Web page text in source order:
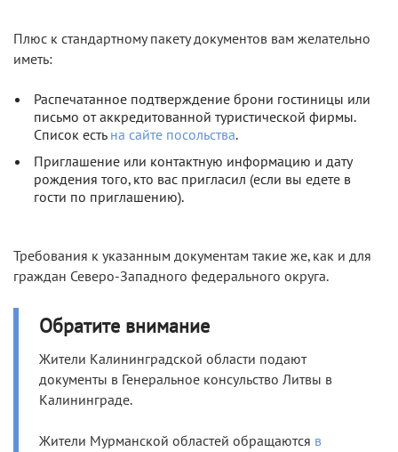
Плюс к стандартному пакету документов вам желательно
иметь:
Распечатанное подтверждение брони гостиницы или
письмо от аккредитованной туристической фирмы.
Список есть на сайте посольства.
Приглашение или контактную информацию и дату
рождения того, кто вас пригласил (если вы едете в
гости по приглашению).
Требования к указанным документам такие же, как и для
граждан Северо-Западного федерального округа.
Обратите внимание
Жители Калининградской области подают
документы в Генеральное консульство Литвы в
Калининграде.
Жители Мурманской областей обращаются в